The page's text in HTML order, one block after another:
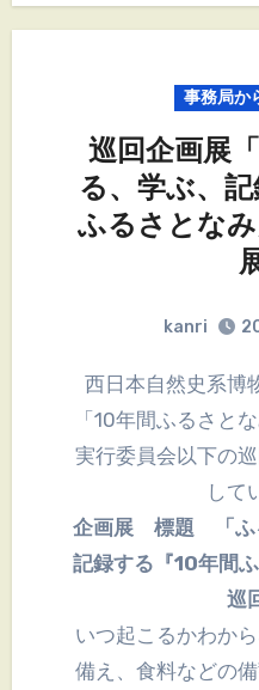
事務局か
巡回企画展
る、学ぶ、
ふるさとな
kanri
西日本自然史系博物館ネットワークは、
「10年間ふるさと
実行委員会以下の
して
企画展 標題 「ふ
記録する『10年間
巡
いつ起こるかわか
備え、食料などの